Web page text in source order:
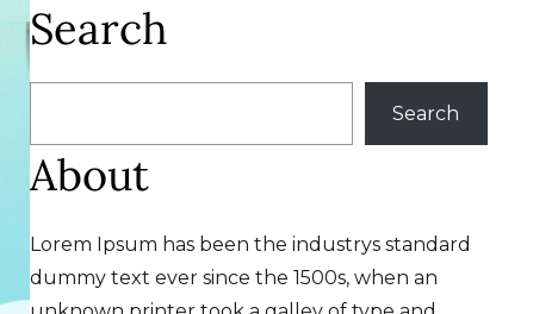
Search
Search
About
Lorem Ipsum has been the industrys standard
dummy text ever since the 1500s, when an